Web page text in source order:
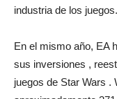
industria de los juegos.
En el mismo año, EA
sus inversiones ,
juegos de Star Wars .